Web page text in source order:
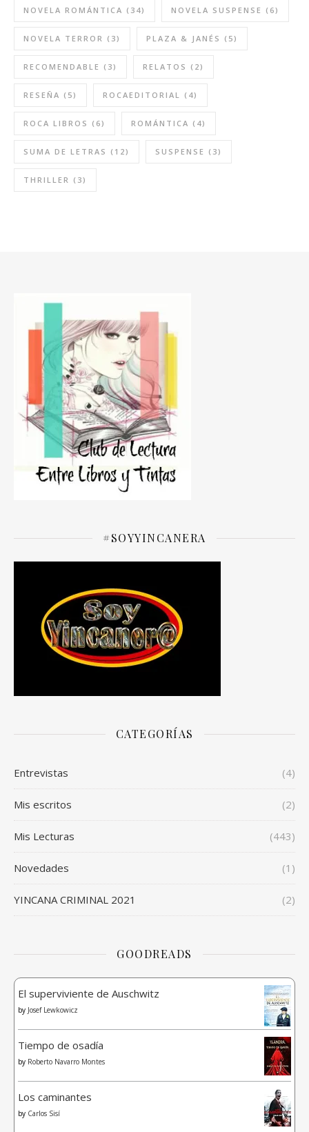
NOVELA ROMÁNTICA (34) NOVELA SUSPENSE (6)
NOVELA TERROR (3) PLAZA & JANÉS (5)
RECOMENDABLE (3) RELATOS (2)
RESEÑA (5) ROCAEDITORIAL (4)
ROCA LIBROS (6) ROMÁNTICA (4)
SUMA DE LETRAS (12) SUSPENSE (3)
THRILLER (3)
#SOYYINCANERA
CATEGORÍAS
Entrevistas (4)
Mis escritos (2)
Mis Lecturas (443)
Novedades (1)
YINCANA CRIMINAL 2021 (2)
GOODREADS
El superviviente de Auschwitz
by Josef Lewkowicz
Tiempo de osadía
by Roberto Navarro Montes
Los caminantes
by Carlos Sisí